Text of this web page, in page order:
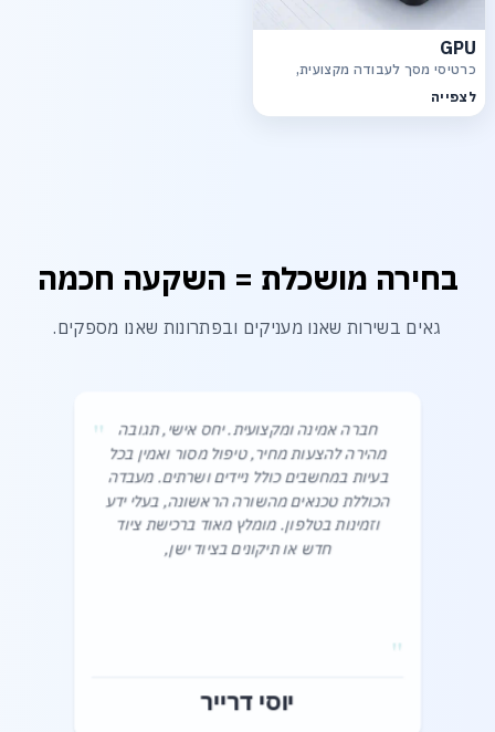
GPU
כרטיסי מסך לעבודה מקצועית,
לצפייה
בחירה מושכלת = השקעה חכמה
גאים בשירות שאנו מעניקים ובפתרונות שאנו מספקים.
"
חברה אמינה ומקצועית. יחס אישי, תגובה
מהירה להצעות מחיר, טיפול מסור ואמין בכל
בעיות במחשבים כולל ניידים ושרתים. מעבדה
הכוללת טכנאים מהשורה הראשונה, בעלי ידע
וזמינות בטלפון. מומלץ מאוד ברכישת ציוד
חדש או תיקונים בציוד ישן,‎
"
יוסי דרייר